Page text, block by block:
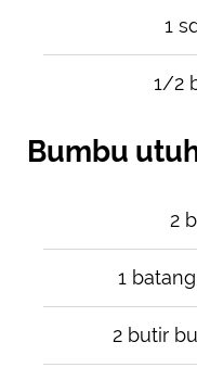
1
1/2
Bumbu
2
1
2 butir